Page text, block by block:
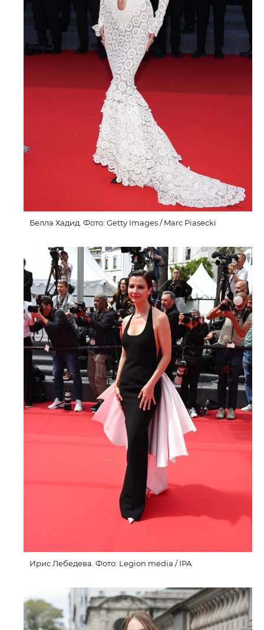
Белла Хадид. Фото: Getty Images / Marc Piasecki
Ирис Лебедева. Фото: Legion media / IPA